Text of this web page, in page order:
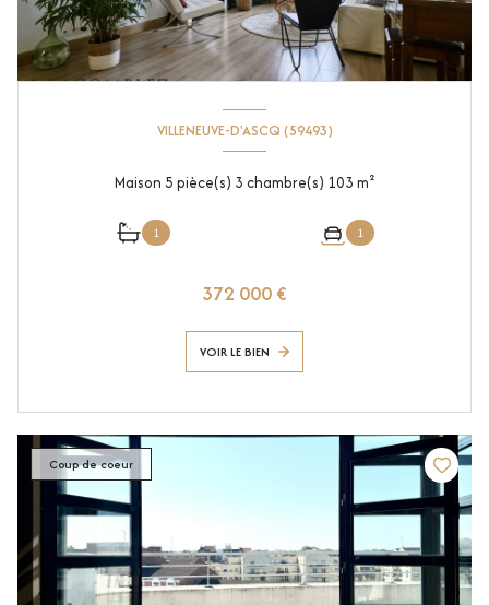
VILLENEUVE-D'ASCQ (59493)
Maison 5 pièce(s) 3 chambre(s) 103 m²
1 1
372 000 €
VOIR LE BIEN
Coup de coeur